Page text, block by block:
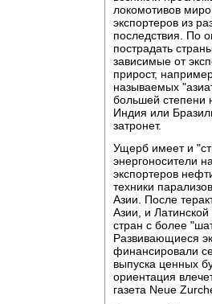
локомотивов
экспортеров из
последствия. По
пострадать
зависимые от
прирост,
называемых
большей степени
Индия или
затронет.
Ущерб имеет и
энергоносители
экспортеров
техники
Азии. После
Азии, и
стран с более
Развивающиеся
финансировали
выпуска ценных
ориентация
газета Neue